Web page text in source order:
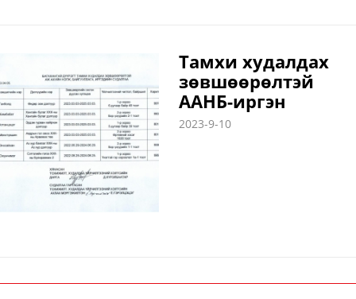
Тамхи худалдах
зөвшөөрөлтэй
ААНБ-иргэн
2023-9-10